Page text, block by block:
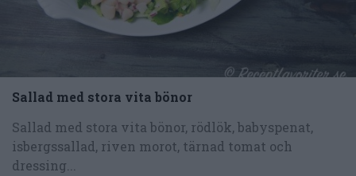
Sallad med stora vita bönor
Sallad med stora vita bönor, rödlök, babyspenat,
isbergssallad, riven morot, tärnad tomat och
dressing...